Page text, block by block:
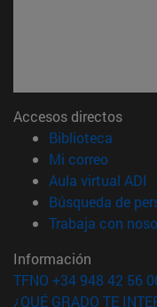
Accesos directos
Biblioteca
Mi correo(abre
Aula virtual ADI
Búsqueda de
Trabaja con
Información
TFNO +34 948 42 56
¿QUÉ GRADO TE